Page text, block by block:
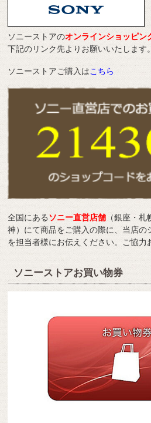
ソニーストアのオンラインショッピン
下記のリンク先よりお願いいたします
ソニーストアご購入はこちら
全国にあるソニー直営店舗 （銀座・
神）にて商品をご購入の際に、当店の
を担当者様にお伝えください。ご協力
ソニーストアお買い物券